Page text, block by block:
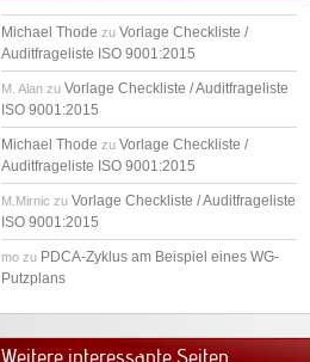
Michael Thode zu Vorlage Checkliste /
Auditfrageliste ISO 9001:2015
M. Alan zu Vorlage Checkliste / Auditfrageliste
ISO 9001:2015
Michael Thode zu Vorlage Checkliste /
Auditfrageliste ISO 9001:2015
M.Mirnic zu Vorlage Checkliste / Auditfrageliste
ISO 9001:2015
mo zu PDCA-Zyklus am Beispiel eines WG-
Putzplans
Weitere interessante Seiten